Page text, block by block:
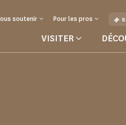
soutenir Pour les pros
VISITER